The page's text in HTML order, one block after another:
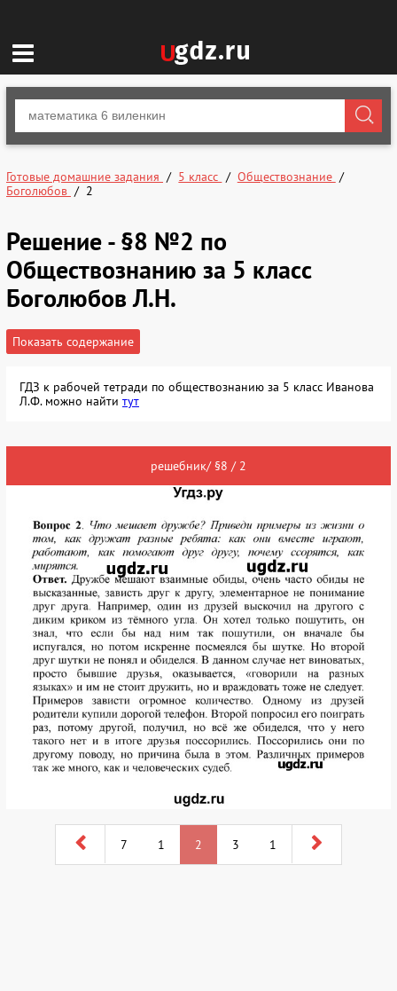
Готовые домашние задания 5 класс
Обществознание
Боголюбов
2
Решение - §8 №2 по
Обществознанию за 5 класс
Боголюбов Л.Н.
Показать содержание
ГДЗ к рабочей тетради по обществознанию за 5 класс Иванова
Л.Ф. можно найти тут
решебник/ §8 / 2
7 1 2 3 1